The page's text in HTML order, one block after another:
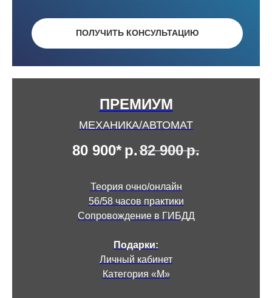
ПОЛУЧИТЬ КОНСУЛЬТАЦИЮ
ПРЕМИУМ
МЕХАНИКА/АВТОМАТ
80 900* р.82 900р.
Теория очно/онлайн
56/58 часов практики
Сопровождение в ГИБДД
Подарки:
Личный кабинет
Категория «М»